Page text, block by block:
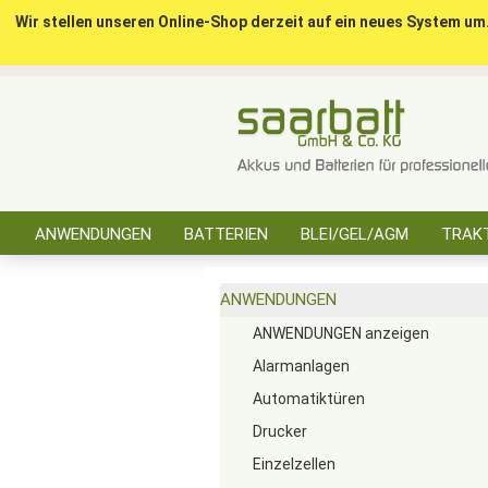
Wir stellen unseren Online-Shop derzeit auf ein neues System
ANWENDUNGEN BATTERIEN BLEI/GEL/AGM
ANWENDUNGEN
ANWENDUNGEN anzeigen
Alarmanlagen
Automatiktüren
Drucker
Einzelzellen